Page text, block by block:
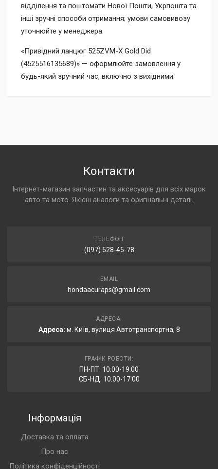
відділення та поштомати Нової Пошти, Укрпошта та
інші зручні способи отримання; умови самовивозу
уточнюйте у менеджера.
«Привідний ланцюг 525ZVM-X Gold Did
(4525516135689)» — оформлюйте замовлення у
будь-який зручний час, включно з вихідними.
Контакти
Інтернет-магазин запчастин та аксесуарів для всіх марок
авто та мото. Якісні аналоги та оригінальні деталі.
ТЕЛЕФОН
(097) 528-45-78
EMAIL
hondaacuraps@gmail.com
АДРЕСА:
Адреса: м. Київ, вулиця Автотранспортна, 8
ГРАФІК РОБОТИ:
ПН-ПТ: 10:00-19:00
СБ-НД: 10:00-17:00
Інформація
Доставка та оплата
Про нас
Політика конфіденційності